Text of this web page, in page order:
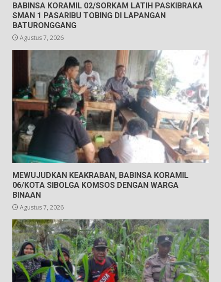
BABINSA KORAMIL 02/SORKAM LATIH PASKIBRAKA
SMAN 1 PASARIBU TOBING DI LAPANGAN
BATURONGGANG
Agustus 7, 2026
MEWUJUDKAN KEAKRABAN, BABINSA KORAMIL
06/KOTA SIBOLGA KOMSOS DENGAN WARGA
BINAAN
Agustus 7, 2026